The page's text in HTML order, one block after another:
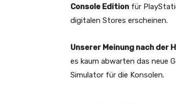
Console Edition für
digitalen Stores erscheinen.
Unserer Meinung nach der
es kaum abwarten das neue
Simulator für die Konsolen.